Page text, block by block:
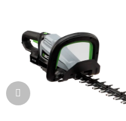
hvězdiček.